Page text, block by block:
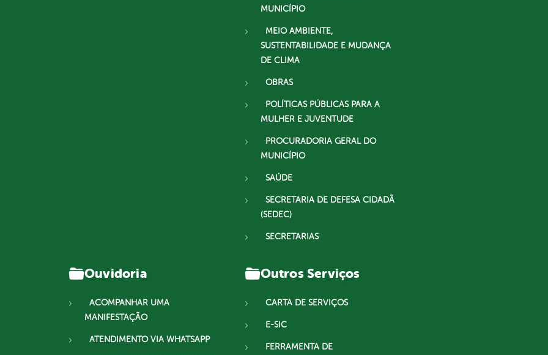
MUNICÍPIO
MEIO AMBIENTE,
SUSTENTABILIDADE E MUDANÇA
DE CLIMA
OBRAS
POLÍTICAS PÚBLICAS PARA A
MULHER E JUVENTUDE
PROCURADORIA GERAL DO
MUNICÍPIO
SAÚDE
SECRETARIA DE DEFESA CIDADÃ
(SEDEC)
SECRETARIAS
Ouvidoria
ACOMPANHAR UMA
MANIFESTAÇÃO
ATENDIMENTO VIA WHATSAPP
Outros Serviços
CARTA DE SERVIÇOS
E-SIC
FERRAMENTA DE